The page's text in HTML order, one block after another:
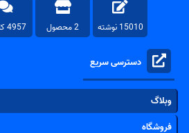
15010 نوشته 2 محصول 4957 کامنت
دسترسی سریع
وبلاگ
فروشگاه